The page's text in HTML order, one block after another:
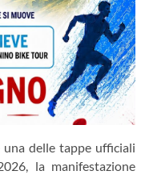
una delle tappe ufficiali
la manifestazione